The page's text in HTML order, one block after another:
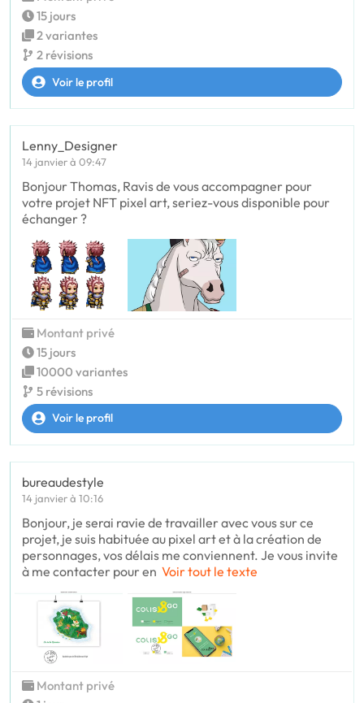
15 jours
2 variantes
2 révisions
Voir le profil
Lenny_Designer
14 janvier à 09:47
Bonjour Thomas, Ravis de vous accompagner pour
votre projet NFT pixel art, seriez-vous disponible pour
échanger ?
Montant privé
15 jours
10000 variantes
5 révisions
Voir le profil
bureaudestyle
14 janvier à 10:16
Bonjour, je serai ravie de travailler avec vous sur ce
projet, je suis habituée au pixel art et à la création de
personnages, vos délais me conviennent. Je vous invite
à me contacter pour en Voir tout le texte
Montant privé